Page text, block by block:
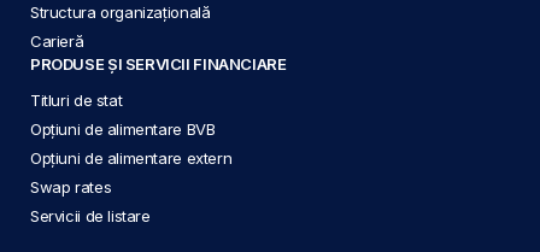
Structura organizațională
Carieră
PRODUSE ȘI SERVICII FINANCIARE
Titluri de stat
Opțiuni de alimentare BVB
Opțiuni de alimentare extern
Swap rates
Servicii de listare